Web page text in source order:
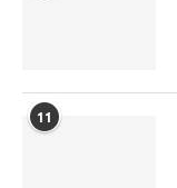
11